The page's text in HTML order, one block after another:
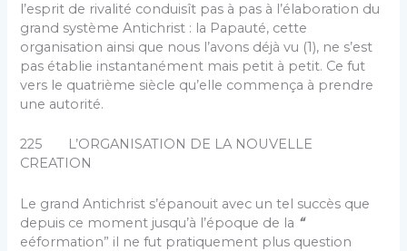
l’esprit de rivalité conduisît pas à pas à l’élaboration du
grand système Antichrist : la Papauté, cette
organisation ainsi que nous l’avons déjà vu (1), ne s’est
pas établie instantanément mais petit à petit. Ce fut
vers le qua­trième siècle qu’elle commença à prendre
une autorité.
225 L’ORGANISATION DE LA NOUVELLE
CREATION
Le grand Antichrist s’épanouit avec un tel succès que
depuis ce moment jusqu’à l’époque de la “
eéformation” il ne fut pratiquement plus question